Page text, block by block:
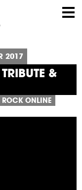
2017
&
ROCK ONLINE